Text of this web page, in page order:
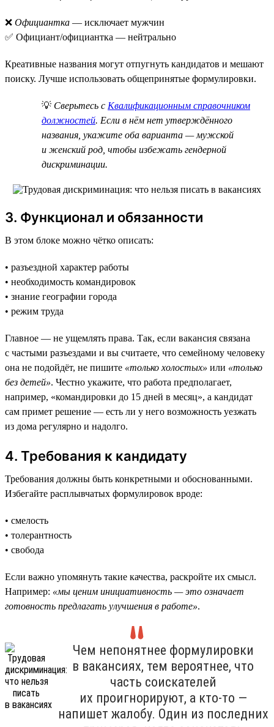
❌ Официантка — исключает мужчин
✅ Официант/официантка — нейтрально
Креативные названия могут отпугнуть кандидатов и мешают
поиску. Лучше использовать общепринятые формулировки.
💡 Сверьтесь с Квалификационным справочником
должностей. Если в нём нет утверждённого
названия, укажите оба варианта — мужской
и женский род, чтобы избежать гендерной
дискриминации.
3. Функционал и обязанности
В этом блоке можно чётко описать:
• разъездной характер работы
• необходимость командировок
• знание географии города
• режим труда
Главное — не ущемлять права. Так, если вакансия связана
с частыми разъездами и вы считаете, что семейному человеку
она не подойдёт, не пишите «только холостых» или «только
без детей». Честно укажите, что работа предполагает,
например, «командировки до 15 дней в месяц», а кандидат
сам примет решение — есть ли у него возможность уезжать
из дома регулярно и надолго.
4. Требования к кандидату
Требования должны быть конкретными и обоснованными.
Избегайте расплывчатых формулировок вроде:
• смелость
• толерантность
• свобода
Если важно упомянуть такие качества, раскройте их смысл.
Например: «мы ценим инициативность — это означает
готовность предлагать улучшения в работе».
Чем непонятнее формулировки
в вакансиях, тем вероятнее, что
часть соискателей
их проигнорируют, а кто-то —
напишет жалобу. Один из последних